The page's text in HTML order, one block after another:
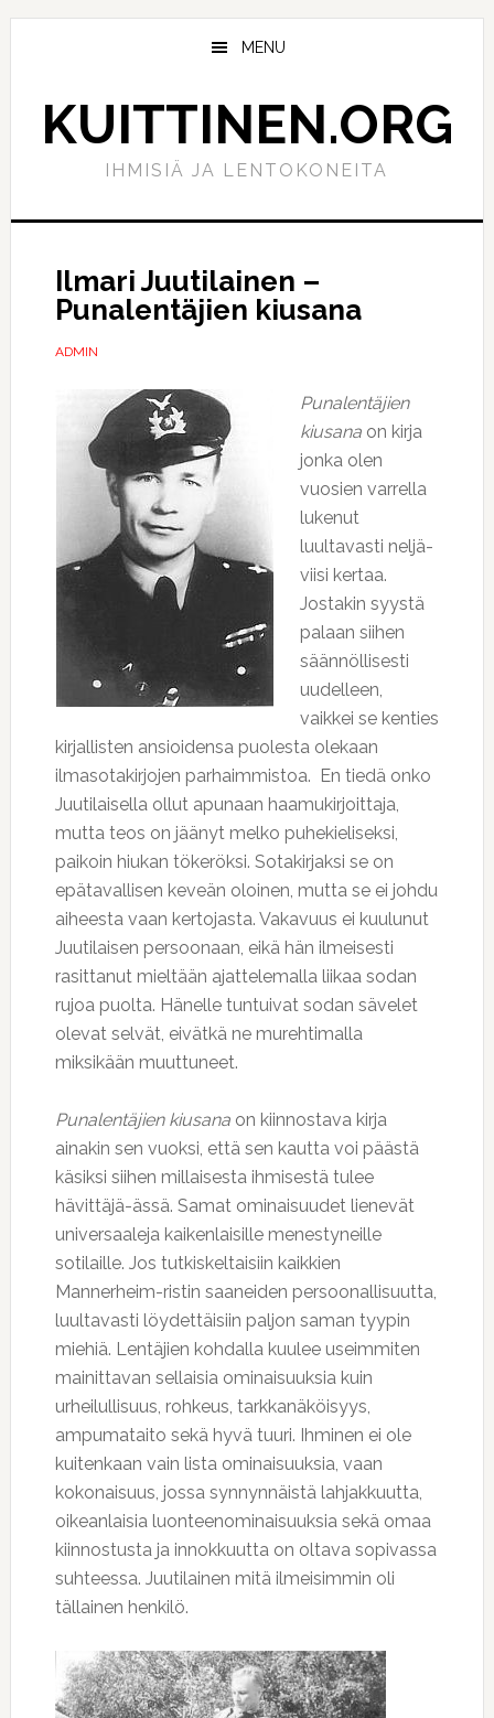
Hyppää
Hyppää
MENU
KUITTINEN.ORG
IHMISIÄ JA LENTOKONEITA
Ilmari Juutilainen –
Punalentäjien kiusana
ADMIN
Punalentäjien
kiusanaon kirja
jonka olen
vuosien varrella
lukenut
luultavasti neljä-
viisi kertaa.
Jostakin syystä
palaan siihen
säännöllisesti
uudelleen,
vaikkei se kenties
kirjallisten ansioidensa puolesta olekaan
ilmasotakirjojen parhaimmistoa. En tiedä onko
Juutilaisella ollut apunaan haamukirjoittaja,
mutta teos on jäänyt melko puhekieliseksi,
paikoin hiukan tökeröksi. Sotakirjaksi se on
epätavallisen keveän oloinen, mutta se ei johdu
aiheesta vaan kertojasta. Vakavuus ei kuulunut
Juutilaisen persoonaan, eikä hän ilmeisesti
rasittanut mieltään ajattelemalla liikaa sodan
rujoa puolta. Hänelle tuntuivat sodan sävelet
olevat selvät, eivätkä ne murehtimalla
miksikään muuttuneet.
Punalentäjien kiusanaon kiinnostava kirja
ainakin sen vuoksi, että sen kautta voi päästä
käsiksi siihen millaisesta ihmisestä tulee
hävittäjä-ässä. Samat ominaisuudet lienevät
universaaleja kaikenlaisille menestyneille
sotilaille. Jos tutkiskeltaisiin kaikkien
Mannerheim-ristin saaneiden persoonallisuutta,
luultavasti löydettäisiin paljon saman tyypin
miehiä. Lentäjien kohdalla kuulee useimmiten
mainittavan sellaisia ominaisuuksia kuin
urheilullisuus, rohkeus, tarkkanäköisyys,
ampumataito sekä hyvä tuuri. Ihminen ei ole
kuitenkaan vain lista ominaisuuksia, vaan
kokonaisuus, jossa synnynnäistä lahjakkuutta,
oikeanlaisia luonteenominaisuuksia sekä omaa
kiinnostusta ja innokkuutta on oltava sopivassa
suhteessa. Juutilainen mitä ilmeisimmin oli
tällainen henkilö.